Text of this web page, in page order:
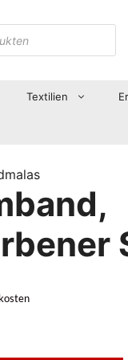
Textilien